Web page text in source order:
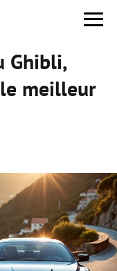
Ghibli,
meilleur